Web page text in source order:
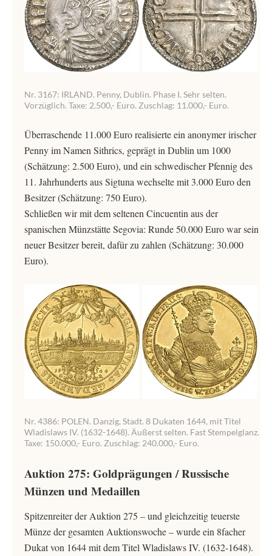
Nr. 3167: IRLAND. Penny, Dublin. Phase I. Sehr selten.
Vorzüglich. Taxe: 2.500,- Euro. Zuschlag: 11.000,- Euro.
Überraschende 11.000 Euro realisierte ein anonymer irischer
Penny im Namen Sithrics, geprägt in Dublin um 1000
(Schätzung: 2.500 Euro), und ein schwedischer Pfennig des
11. Jahrhunderts aus Sigtuna wechselte mit 3.000 Euro den
Besitzer (Schätzung: 750 Euro).
Schließen wir mit dem seltenen Cincuentin aus der
spanischen Münzstätte Segovia: Runde 50.000 Euro war sein
neuer Besitzer bereit, dafür zu zahlen (Schätzung: 30.000
Euro).
Nr. 4386: POLEN. Danzig, Stadt. 8 Dukaten 1644, mit Titel
Wladislaws IV. (1632-1648). Äußerst selten. Fast Stempelglanz.
Taxe: 150.000,- Euro. Zuschlag: 240.000,- Euro.
Auktion 275: Goldprägungen / Russische
Münzen und Medaillen
Spitzenreiter der Auktion 275 – und gleichzeitig teuerste
Münze der gesamten Auktionswoche – wurde ein 8facher
Dukat von 1644 mit dem Titel Wladislaws IV. (1632-1648).